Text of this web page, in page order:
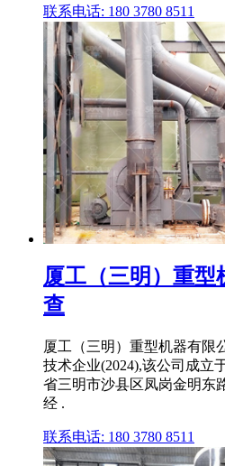
联系电话: 180 3780 8511
厦工（三明）重型
查
厦工（三明）重型机器有限
技术企业(2024),该公司成立
省三明市沙县区凤岗金明东
经 .
联系电话: 180 3780 8511